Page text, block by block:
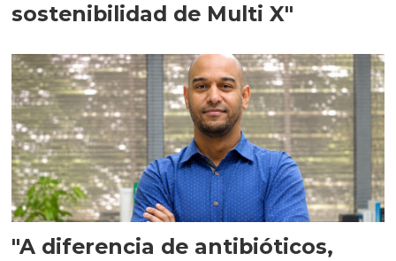
sostenibilidad de Multi X"
"A diferencia de antibióticos,